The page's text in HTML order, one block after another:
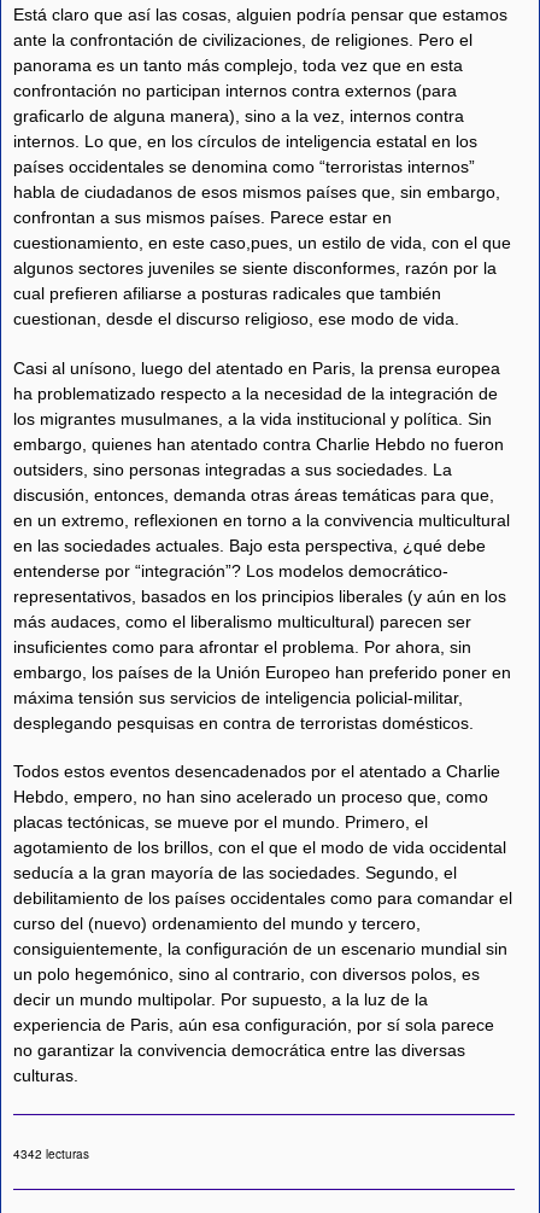
Está claro que así las cosas, alguien podría pensar que estamos
ante la confrontación de civilizaciones, de religiones. Pero el
panorama es un tanto más complejo, toda vez que en esta
confrontación no participan internos contra externos (para
graficarlo de alguna manera), sino a la vez, internos contra
internos. Lo que, en los círculos de inteligencia estatal en los
países occidentales se denomina como “terroristas internos”
habla de ciudadanos de esos mismos países que, sin embargo,
confrontan a sus mismos países. Parece estar en
cuestionamiento, en este caso,pues, un estilo de vida, con el que
algunos sectores juveniles se siente disconformes, razón por la
cual prefieren afiliarse a posturas radicales que también
cuestionan, desde el discurso religioso, ese modo de vida.
Casi al unísono, luego del atentado en Paris, la prensa europea
ha problematizado respecto a la necesidad de la integración de
los migrantes musulmanes, a la vida institucional y política. Sin
embargo, quienes han atentado contra Charlie Hebdo no fueron
outsiders, sino personas integradas a sus sociedades. La
discusión, entonces, demanda otras áreas temáticas para que,
en un extremo, reflexionen en torno a la convivencia multicultural
en las sociedades actuales. Bajo esta perspectiva, ¿qué debe
entenderse por “integración”? Los modelos democrático-
representativos, basados en los principios liberales (y aún en los
más audaces, como el liberalismo multicultural) parecen ser
insuficientes como para afrontar el problema. Por ahora, sin
embargo, los países de la Unión Europeo han preferido poner en
máxima tensión sus servicios de inteligencia policial-militar,
desplegando pesquisas en contra de terroristas domésticos.
Todos estos eventos desencadenados por el atentado a Charlie
Hebdo, empero, no han sino acelerado un proceso que, como
placas tectónicas, se mueve por el mundo. Primero, el
agotamiento de los brillos, con el que el modo de vida occidental
seducía a la gran mayoría de las sociedades. Segundo, el
debilitamiento de los países occidentales como para comandar el
curso del (nuevo) ordenamiento del mundo y tercero,
consiguientemente, la configuración de un escenario mundial sin
un polo hegemónico, sino al contrario, con diversos polos, es
decir un mundo multipolar. Por supuesto, a la luz de la
experiencia de Paris, aún esa configuración, por sí sola parece
no garantizar la convivencia democrática entre las diversas
culturas.
4342 lecturas